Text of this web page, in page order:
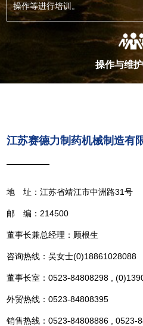
操作等进行培训。
操作与维
江苏赛德力制药机械制造有
地 址：江苏省靖江市中洲路31号
邮 编：214500
董事长兼总经理：顾根生
咨询热线：吴女士(0)18861028088
董事长室：0523-84808298 ,
外贸热线：0523-84808395
销售热线：0523-84808886 , 0523-